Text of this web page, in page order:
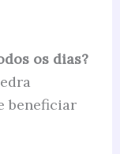
os dias?
beneficiar